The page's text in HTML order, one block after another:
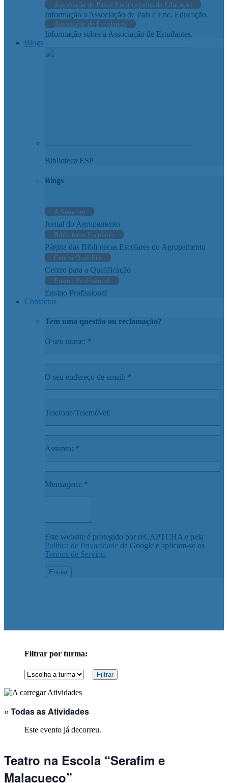
Associação de Pais e Encarregados de Educação
Informação a Associação de Pais e Enc. Educação.
Associação de Estudantes
Informação sobre a Associação de Estudantes.
Blogs
Biblioteca ESP
Blogs
A Semente
Jornal do Agrupamento
Bibliotecas Escolares
Página das Bibliotecas Escolares do Agrupamento
Centro Qualifica
Centro para a Qualificação
Ensino Profissional
Ensino Profissional
Contactos
Tem uma questão ou reclamação?
O seu nome: *
O seu endereço de email: *
Telefone/Telemóvel:
Assunto: *
Mensagem: *
Este website é protegido por reCAPTCHA e pela
Política de Privacidade da Google e aplicam-se os
Termos de Serviço.
Filtrar por turma:
« Todas as Atividades
Este evento já decorreu.
Teatro na Escola “Serafim e
Malacueco”